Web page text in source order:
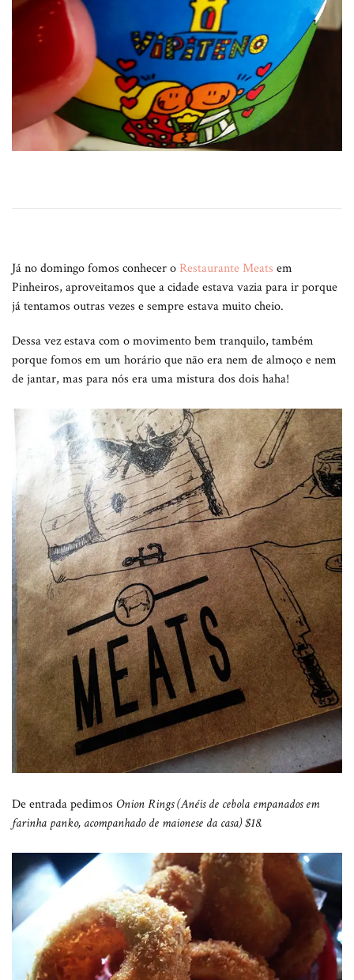
Já no domingo fomos conhecer o Restaurante Meats em
Pinheiros, aproveitamos que a cidade estava vazia para ir porque
já tentamos outras vezes e sempre estava muito cheio.
Dessa vez estava com o movimento bem tranquilo, também
porque fomos em um horário que não era nem de almoço e nem
de jantar, mas para nós era uma mistura dos dois haha!
De entrada pedimos Onion Rings (Anéis de cebola empanados em
farinha panko, acompanhado de maionese da casa) $18.